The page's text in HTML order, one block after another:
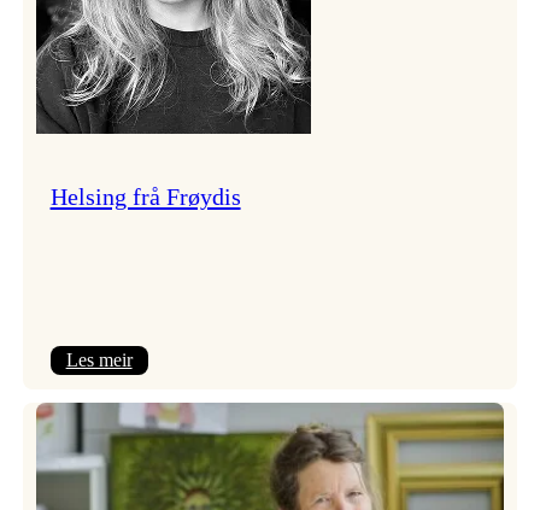
Helsing frå Frøydis
Les meir:
frå
Frøydis